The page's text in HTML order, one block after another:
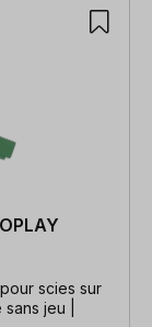
scies sur
jeu |